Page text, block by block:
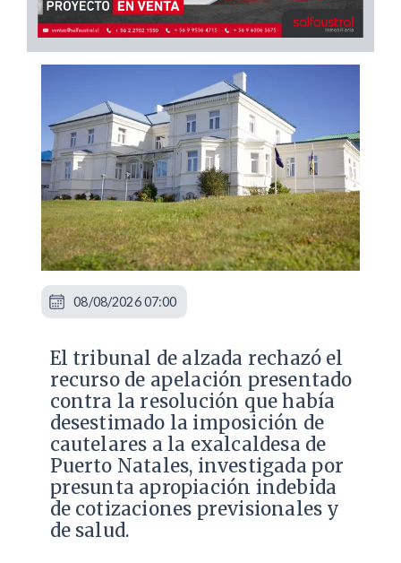
​El tribunal de alzada rechazó el
recurso de apelación presentado
contra la resolución que había
desestimado la imposición de
cautelares a la exalcaldesa de
Puerto Natales, investigada por
presunta apropiación indebida
de cotizaciones previsionales y
de salud.
08/08/2026 07:00